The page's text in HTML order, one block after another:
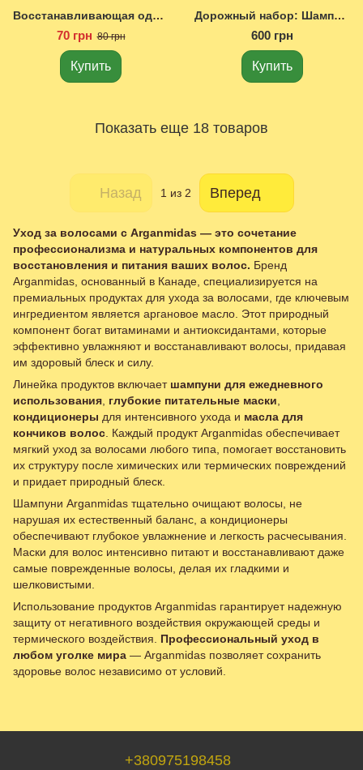
Восстанавливающая одноразовая маска 10 мл.
70 грн 80 грн
Купить
Дорожный набор: Шампунь 50 ml.+ Кондиционер 50 ml.
600 грн
Купить
Показать еще 18 товаров
Назад 1 из 2 Вперед
Уход за волосами с Arganmidas — это сочетание
профессионализма и натуральных компонентов для
восстановления и питания ваших волос. Бренд
Arganmidas, основанный в Канаде, специализируется на
премиальных продуктах для ухода за волосами, где ключевым
ингредиентом является аргановое масло. Этот природный
компонент богат витаминами и антиоксидантами, которые
эффективно увлажняют и восстанавливают волосы, придавая
им здоровый блеск и силу.
Линейка продуктов включает шампуни для ежедневного
использования глубокие питательные маски
кондиционеры для интенсивного ухода и масла для
кончиков волос . Каждый продукт Arganmidas обеспечивает
мягкий уход за волосами любого типа, помогает восстановить
их структуру после химических или термических повреждений
и придает природный блеск.
Шампуни Arganmidas тщательно очищают волосы, не
нарушая их естественный баланс, а кондиционеры
обеспечивают глубокое увлажнение и легкость расчесывания.
Маски для волос интенсивно питают и восстанавливают даже
самые поврежденные волосы, делая их гладкими и
шелковистыми.
Использование продуктов Arganmidas гарантирует надежную
защиту от негативного воздействия окружающей среды и
термического воздействия. Профессиональный уход в
любом уголке мира — Arganmidas позволяет сохранить
здоровье волос независимо от условий.
+380975198458